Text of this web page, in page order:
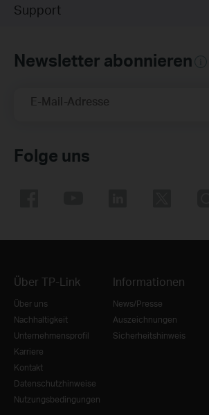
Support
Newsletter abonnieren
E-Mail-Adresse
Folge uns
Über TP-Link
Über uns
Nachhaltigkeit
Unternehmensprofil
Karriere
Kontakt
Datenschutzhinweise
Nutzungsbedingungen
Informationen
News/Presse
Auszeichnungen
Sicherheitshinweis